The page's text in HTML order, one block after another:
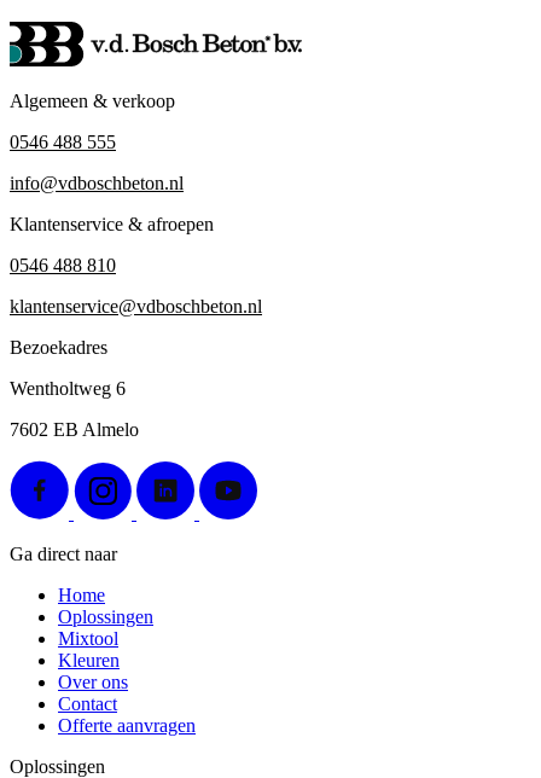
Algemeen & verkoop
0546 488 555
info@vdboschbeton.nl
Klantenservice & afroepen
0546 488 810
klantenservice@vdboschbeton.nl
Bezoekadres
Wentholtweg 6
7602 EB Almelo
Ga direct naar
Home
Oplossingen
Mixtool
Kleuren
Over ons
Contact
Offerte aanvragen
Oplossingen